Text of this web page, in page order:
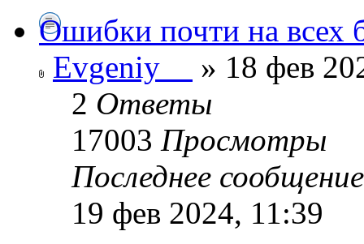
Ошибки почти на всех
Evgeniy__
» 18 фев
2 Ответы
17003 Просмотры
Последнее
19 фев 2024, 11:39